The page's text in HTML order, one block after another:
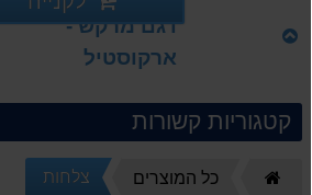
דגם מרקש -
ארקוסטיל
קטגוריות קשורות
כל המוצרים צלחות